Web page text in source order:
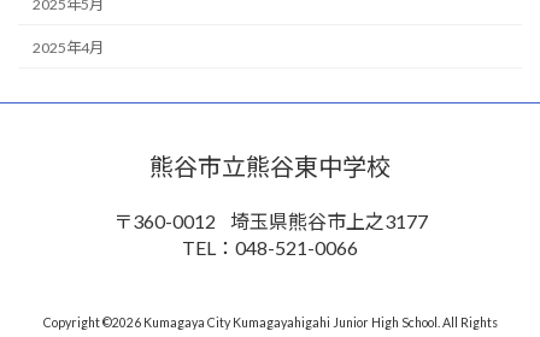
2025年5月
2025年4月
熊谷市立熊谷東中学校
〒360-0012
埼玉県熊谷市上之3177
TEL：048-521-0066
Copyright ©2026 Kumagaya City Kumagayahigahi Junior High School. All Rights